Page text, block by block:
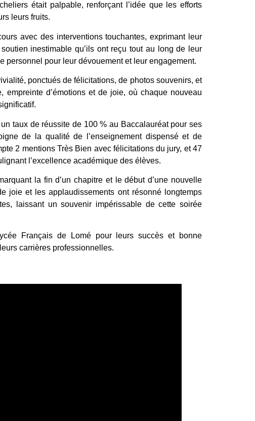
était palpable, renforçant l’idée que les efforts
leurs fruits.
avec des interventions touchantes, exprimant leur
inestimable qu’ils ont reçu tout au long de leur
personnel pour leur dévouement et leur engagement.
ponctués de félicitations, de photos souvenirs, et
empreinte d’émotions et de joie, où chaque nouveau
taux de réussite de 100 % au Baccalauréat pour ses
de la qualité de l’enseignement dispensé et de
2 mentions Très Bien avec félicitations du jury, et 47
l’excellence académique des élèves.
la fin d’un chapitre et le début d’une nouvelle
joie et les applaudissements ont résonné longtemps
laissant un souvenir impérissable de cette soirée
Français de Lomé pour leurs succès et bonne
carrières professionnelles.